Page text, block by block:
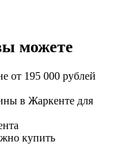
можете
от 195 000 рублей
в Жаркенте для
купить